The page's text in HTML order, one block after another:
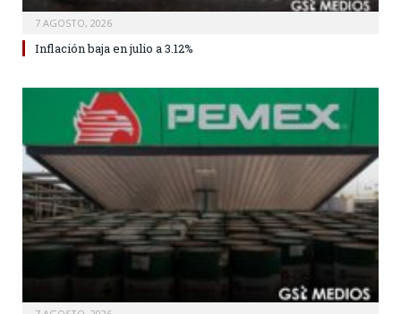
7 AGOSTO, 2026
Inflación baja en julio a 3.12%